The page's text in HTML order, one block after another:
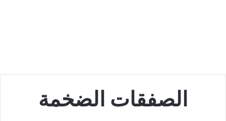
الصفقات الضخمة